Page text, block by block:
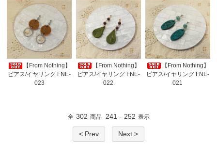
【From Nothing】
ピアス/イヤリング FNE-
023
【From Nothing】
ピアス/イヤリング FNE-
022
【From Nothing】
ピアス/イヤリング FNE-
021
全 302 商品 241 - 252 表示
< Prev Next >